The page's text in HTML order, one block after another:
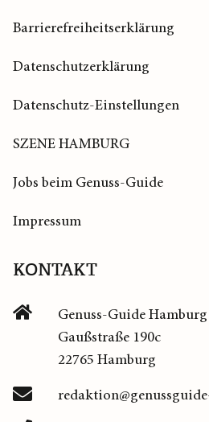
Barrierefreiheitserklärung
Datenschutzerklärung
Datenschutz-Einstellungen
SZENE HAMBURG
Jobs beim Genuss-Guide
Impressum
KONTAKT
Genuss-Guide Hamburg
Gaußstraße 190c
22765 Hamburg